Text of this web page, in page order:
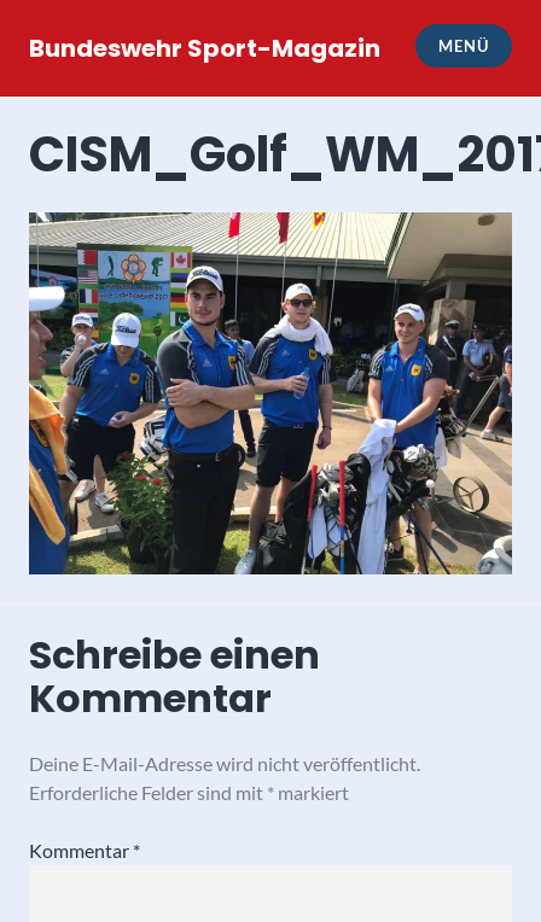
InhaltBundeswehr Sport-Magazin MENÜ
Schreibe einen
Kommentar
Deine E-Mail-Adresse wird nicht veröffentlicht.
Erforderliche Felder sind mit * markiert
Kommentar *